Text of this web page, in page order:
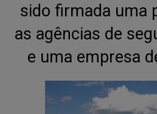
sido firmada uma
as agências de
e uma empresa